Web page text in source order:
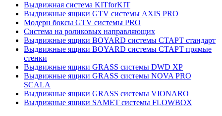
Выдвижная система KITforKIT
Выдвижные ящики GTV системы AXIS PRO
Модерн боксы GTV системы PRO
Система на роликовых направляющих
Выдвижные ящики BOYARD системы СТАРТ стандарт
Выдвижные ящики BOYARD системы СТАРТ прямые
стенки
Выдвижные ящики GRASS системы DWD XP
Выдвижные ящики GRASS системы NOVA PRO
SCALA
Выдвижные ящики GRASS системы VIONARO
Выдвижные ящики SAMET системы FLOWBOX